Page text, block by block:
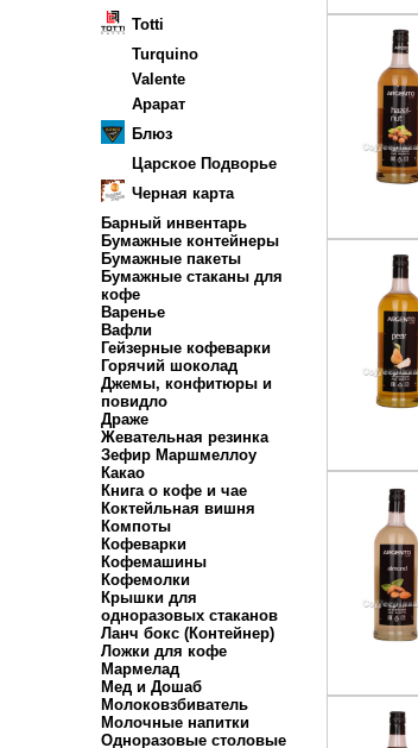
Totti
Turquino
Valente
Арарат
Блюз
Царское Подворье
Черная карта
Барный инвентарь
Бумажные контейнеры
Бумажные пакеты
Бумажные стаканы для
кофе
Варенье
Вафли
Гейзерные кофеварки
Горячий шоколад
Джемы, конфитюры и
повидло
Драже
Жевательная резинка
Зефир Маршмеллоу
Какао
Книга о кофе и чае
Коктейльная вишня
Компоты
Кофеварки
Кофемашины
Кофемолки
Крышки для
одноразовых стаканов
Ланч бокс (Контейнер)
Ложки для кофе
Мармелад
Мед и Дошаб
Молоковзбиватель
Молочные напитки
Одноразовые столовые